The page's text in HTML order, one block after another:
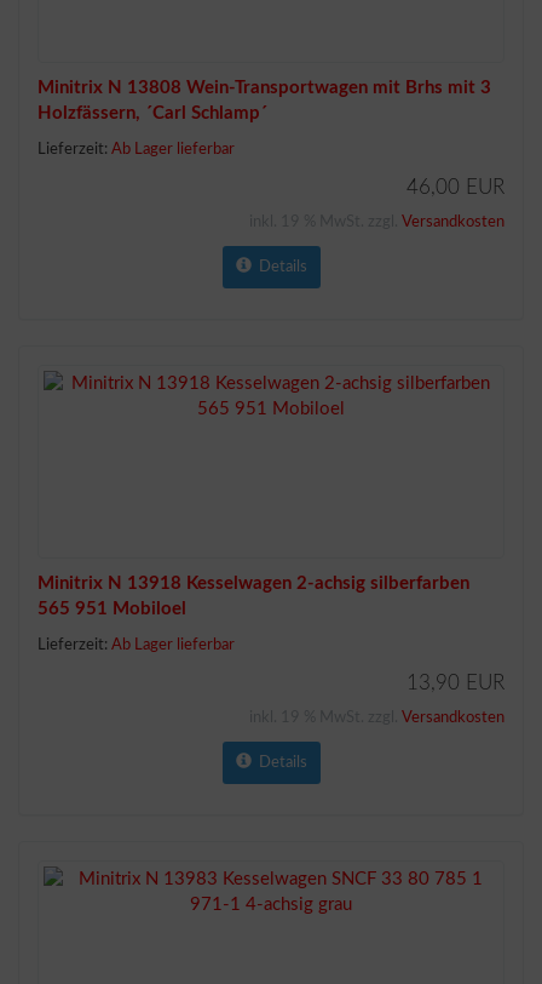
Minitrix N 13808 Wein-Transportwagen mit Brhs mit 3
Holzfässern, ´Carl Schlamp´
Lieferzeit: Ab Lager lieferbar
46,00 EUR
Versandkosten
Details
Minitrix N 13918 Kesselwagen 2-achsig silberfarben
565 951 Mobiloel
Lieferzeit: Ab Lager lieferbar
13,90 EUR
Versandkosten
Details